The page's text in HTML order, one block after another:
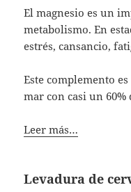
El magnesio es un
metabolismo. En
estrés, cansancio,
Este complemento
mar con casi un 60%
Leer más…
Levadura de